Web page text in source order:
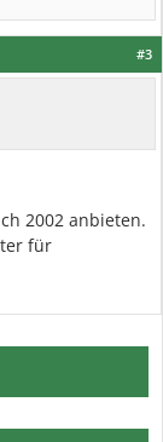
#3
2002 anbieten.
für